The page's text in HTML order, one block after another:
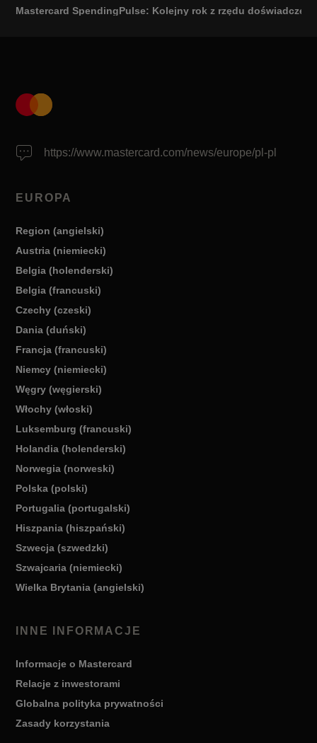
Mastercard SpendingPulse: Kolejny rok z rzędu
https://www.mastercard.com/news/europe/pl-pl
EUROPA
Region (angielski)
Austria (niemiecki)
Belgia (holenderski)
Belgia (francuski)
Czechy (czeski)
Dania (duński)
Francja (francuski)
Niemcy (niemiecki)
Węgry (węgierski)
Włochy (włoski)
Luksemburg (francuski)
Holandia (holenderski)
Norwegia (norweski)
Polska (polski)
Portugalia (portugalski)
Hiszpania (hiszpański)
Szwecja (szwedzki)
Szwajcaria (niemiecki)
Wielka Brytania (angielski)
INNE INFORMACJE
Informacje o Mastercard
Relacje z inwestorami
Globalna polityka prywatności
Zasady korzystania